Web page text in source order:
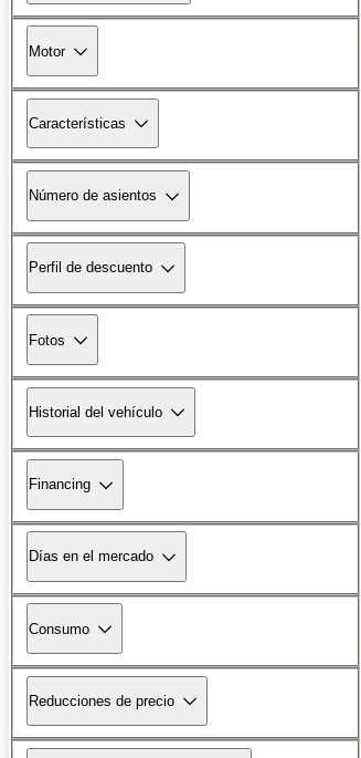
Motor
Características
Número de asientos
Perfil de descuento
Fotos
Historial del vehículo
Financing
Días en el mercado
Consumo
Reducciones de precio